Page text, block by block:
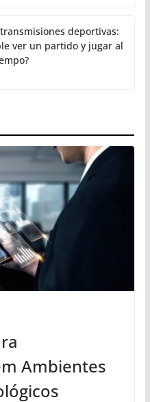
deportivas:
ver un partido y jugar al
Ambientes